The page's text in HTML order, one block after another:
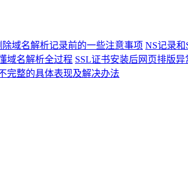
除域名解析记录前的一些注意事项 NS记录和
域名解析全过程 SSL证书安装后网页排版异
完整的具体表现及解决办法